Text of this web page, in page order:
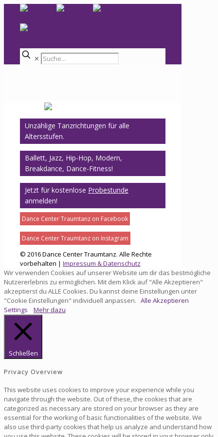
✕
Unzählige Tanzrichtungen für alle
Altersstufen.
Ballett, Jazz, Hip-Hop, Modern,
Breakdance, Dance-Fitness!
Jetzt für kostenlose Probestunde
anmelden!
Dance Center Traumtanz on Facebook
Dance Center Traumtanz on Instagram
© 2016 Dance Center Traumtanz. Alle Rechte
vorbehalten | Impressum & Datenschutz
Wir verwenden Cookies auf unserer Website um dir das bestmögliche
Nutzererlebnis zu ermöglichen. Mit dem Klick auf "Alle Akzeptieren"
akzeptierst du ALLE Cookies. Du kannst deine Einstellungen unter
"Cookie Einstellungen" individuell anpassen. Alle Akzeptieren
Settings
Mehr dazu
Schließen
Privacy Overview
This website uses cookies to improve your experience while you
navigate through the website. Out of these, the cookies that are
categorized as necessary are stored on your browser as they are
essential for the working of basic functionalities of the website. We
also use third-party cookies that help us analyze and understand how